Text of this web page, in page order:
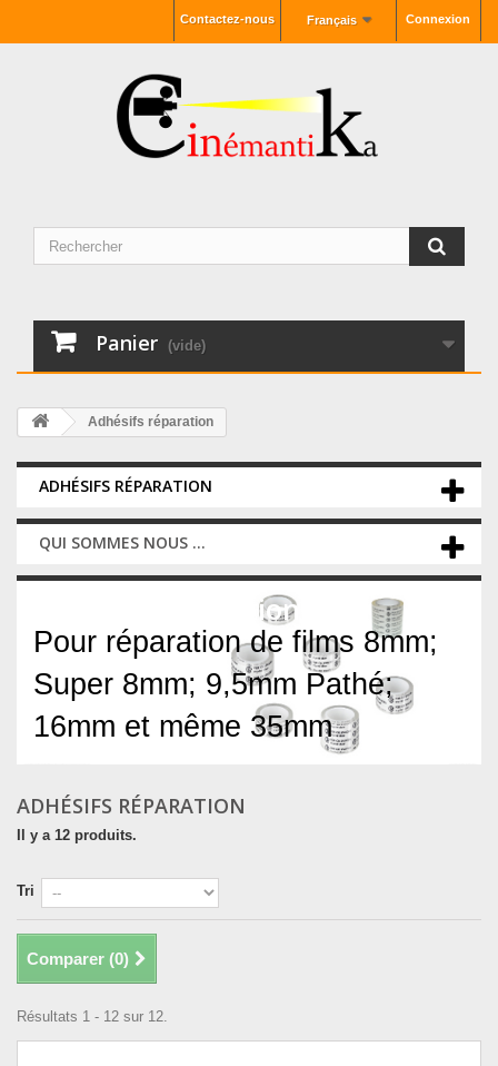
Connexion
Français
Contactez-nous
Panier (vide)
Adhésifs réparation
ADHÉSIFS RÉPARATION
QUI SOMMES NOUS ...
Adhésifs réparation
Pour réparation de films 8mm;
Super 8mm; 9,5mm Pathé;
16mm et même 35mm
ADHÉSIFS RÉPARATION
Il y a 12 produits.
Tri
Comparer (0)
Résultats 1 - 12 sur 12.